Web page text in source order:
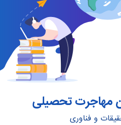
مهاجرت تحصیلی
و فناوری